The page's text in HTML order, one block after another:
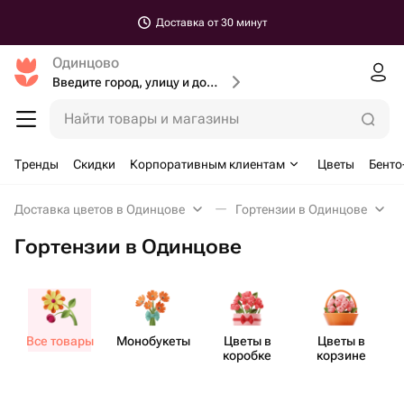
Фото до доставки
Одинцово
Введите город, улицу и дом доставки
Найти товары и магазины
Тренды Скидки Корпоративным клиентам Цветы
Доставка цветов в Одинцове Гортензии в Одинцове
Гортензии в Одинцове
Все товары Моно​букеты
Цветы в
коробке
Цветы в
корзине